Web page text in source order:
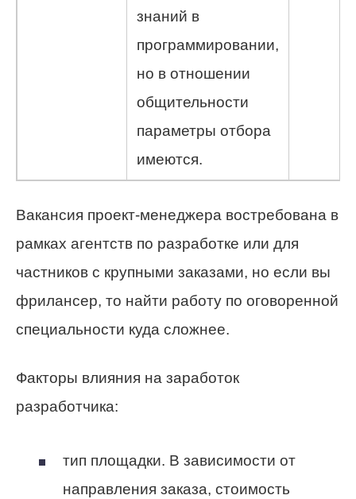
знаний в
программировании,
но в отношении
общительности
параметры отбора
имеются.
Вакансия проект-менеджера востребована в
рамках агентств по разработке или для
частников с крупными заказами, но если вы
фрилансер, то найти работу по оговоренной
специальности куда сложнее.
Факторы влияния на заработок
разработчика:
тип площадки. В зависимости от
направления заказа, стоимость